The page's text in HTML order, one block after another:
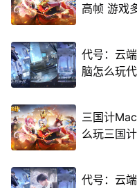
高帧 游戏
代号：云
脑怎么玩
三国计
么玩三国
代号：云